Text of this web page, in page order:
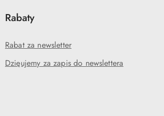
Rabaty
Rabat za newsletter
Dzięujemy za zapis do newslettera